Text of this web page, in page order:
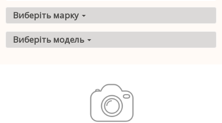
Виберіть марку
Виберіть модель